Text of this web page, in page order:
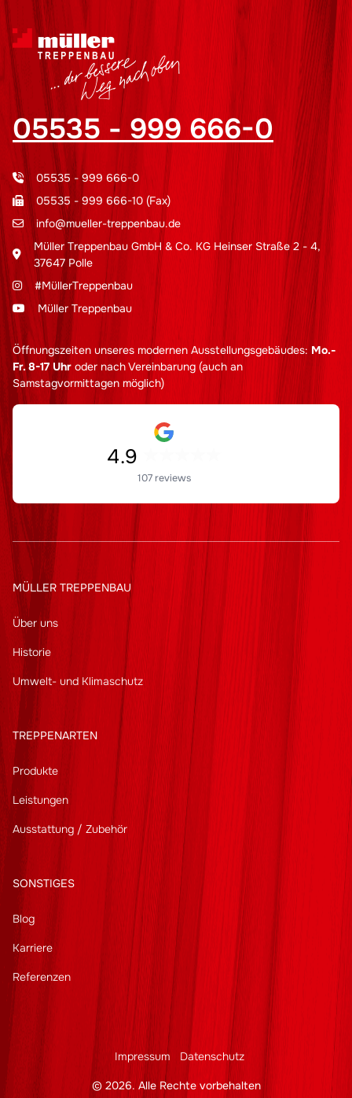
05535 - 999 666-0
05535 - 999 666-0
05535 - 999 666-10 (Fax)
info@mueller-treppenbau.de
Müller Treppenbau GmbH & Co. KG Heinser Straße 2 - 4,
37647 Polle
#MüllerTreppenbau
Müller Treppenbau
Öffnungszeiten unseres modernen Ausstellungsgebäudes: Mo.-
Fr. 8-17 Uhr oder nach Vereinbarung (auch an
Samstagvormittagen möglich)
4.9
107 reviews
MÜLLER TREPPENBAU
Über uns
Historie
Umwelt- und Klimaschutz
TREPPENARTEN
Produkte
Leistungen
Ausstattung / Zubehör
SONSTIGES
Blog
Karriere
Referenzen
Impressum Datenschutz
© 2026. Alle Rechte vorbehalten